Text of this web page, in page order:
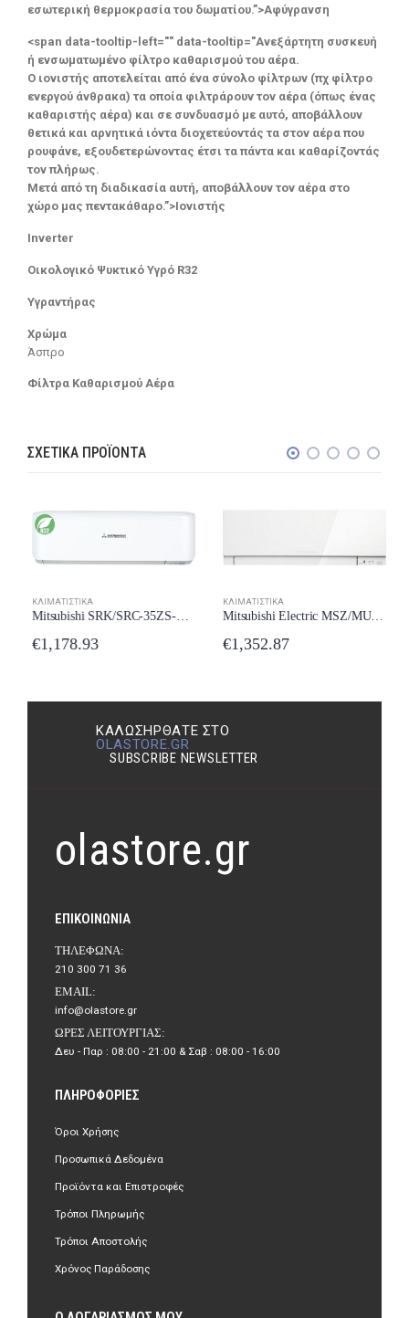
εσωτερική θερμοκρασία του δωματίου.”>Αφύγρανση
<span data-tooltip-left="" data-tooltip="Ανεξάρτητη συσκευή
ή ενσωματωμένο φίλτρο καθαρισμού του αέρα.
Ο ιονιστής αποτελείται από ένα σύνολο φίλτρων (πχ φίλτρο
ενεργού άνθρακα) τα οποία φιλτράρουν τον αέρα (όπως ένας
καθαριστής αέρα) και σε συνδυασμό με αυτό, αποβάλλουν
θετικά και αρνητικά ιόντα διοχετεύοντάς τα στον αέρα που
ρουφάνε, εξουδετερώνοντας έτσι τα πάντα και καθαρίζοντάς
τον πλήρως.
Μετά από τη διαδικασία αυτή, αποβάλλουν τον αέρα στο
χώρο μας πεντακάθαρο.”>Ιονιστής
Inverter
Οικολογικό Ψυκτικό Υγρό R32
Υγραντήρας
Χρώμα
Άσπρο
Φίλτρα Καθαρισμού Αέρα
ΣΧΕΤΙΚΆ ΠΡΟΪΌΝΤΑ
ΚΛΙΜΑΤΙΣΤΙΚΆ
Mitsubishi SRK/SRC-35ZS-WF Κλιματιστικό Inverter 12000 BTU A++/A++ με Wi-Fi New Model 2024
€1,178.93
ΚΛΙΜΑΤΙΣΤΙΚΆ
Mitsubishi Electric MSZ/MUZ-EF35VE3 Κλιματιστικό Inverter 12000 BTU A+++/A++ New Model 2024
€1,352.87
ΚΑΛΩΣΉΡΘΑΤΕ ΣΤΟ
OLASTORE.GR
SUBSCRIBE NEWSLETTER
olastore.gr
ΕΠΙΚΟΙΝΩΝΊΑ
ΤΗΛΈΦΩΝΑ:
210 300 71 36
EMAIL:
info@olastore.gr
ΏΡΕΣ ΛΕΙΤΟΥΡΓΊΑΣ:
Δευ - Παρ : 08:00 - 21:00 & Σαβ : 08:00 - 16:00
ΠΛΗΡΟΦΟΡΊΕΣ
Όροι Χρήσης
Προσωπικά Δεδομένα
Προϊόντα και Επιστροφές
Τρόποι Πληρωμής
Τρόποι Αποστολής
Χρόνος Παράδοσης